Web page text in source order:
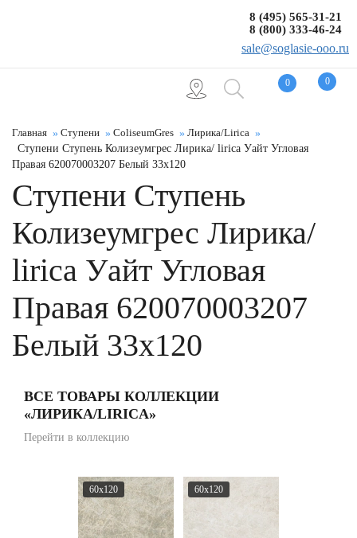
0 0
8 (495) 565-31-21
8 (800) 333-46-24
sale@soglasie-ooo.ru
Главная Ступени ColiseumGres
Лирика/Lirica
Ступени Ступень Колизеумгрес Лирика/ lirica Уайт Угловая
Правая 620070003207 Белый 33x120
Ступени Ступень
Колизеумгрес Лирика/
lirica Уайт Угловая
Правая 620070003207
Белый 33x120
ВСЕ ТОВАРЫ КОЛЛЕКЦИИ
«ЛИРИКА/LIRICA»
Перейти в коллекцию
60x120 60x120